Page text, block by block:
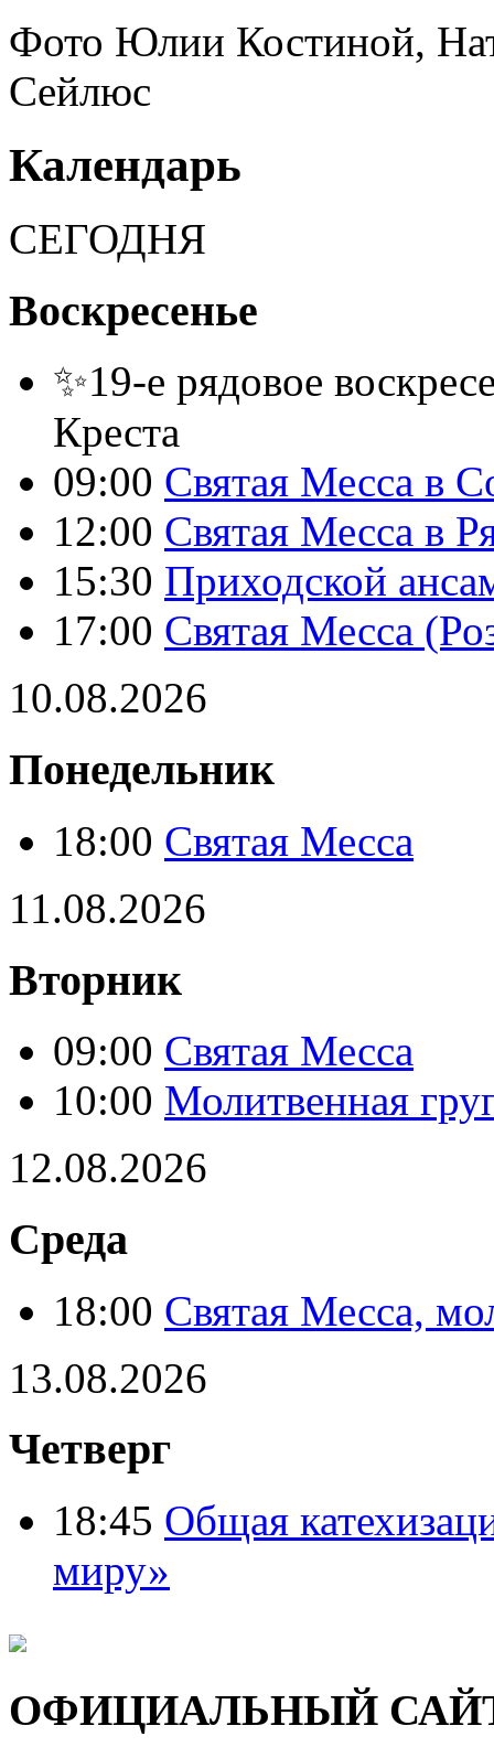
Фото Юлии Костиной,
Сейлюс
Календарь
СЕГОДНЯ
Воскресенье
✨19-е рядовое
Креста
09:00 Святая Месса в
12:00 Святая Месса в
15:30 Приходской
17:00 Святая Месса
10.08.2026
Понедельник
18:00 Святая Месса
11.08.2026
Вторник
09:00 Святая Месса
10:00 Молитвенная
12.08.2026
Среда
18:00 Святая Месса,
13.08.2026
Четверг
18:45 Общая
миру»
ОФИЦИАЛЬНЫЙ